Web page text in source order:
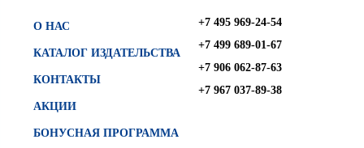
О НАС
КАТАЛОГ ИЗДАТЕЛЬСТВА
КОНТАКТЫ
АКЦИИ
БОНУСНАЯ ПРОГРАММА
+7 495 969-24-54
+7 499 689-01-67
+7 906 062-87-63
+7 967 037-89-38